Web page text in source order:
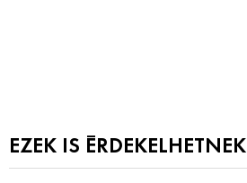
EZEK IS ÉRDEKELHETNEK